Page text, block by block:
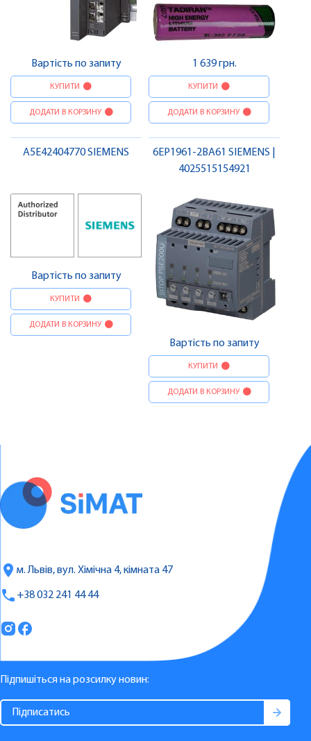
Вартість по запиту
КУПИТИ
ДОДАТИ В КОРЗИНУ
1 639 грн.
КУПИТИ
ДОДАТИ В КОРЗИНУ
A5E42404770 SIEMENS
Вартість по запиту
КУПИТИ
ДОДАТИ В КОРЗИНУ
6EP1961-2BA61 SIEMENS |
4025515154921
Вартість по запиту
КУПИТИ
ДОДАТИ В КОРЗИНУ
м. Львів, вул. Хімічна 4, кімната 47
+38 032 241 44 44
Підпишіться на розсилку новин: